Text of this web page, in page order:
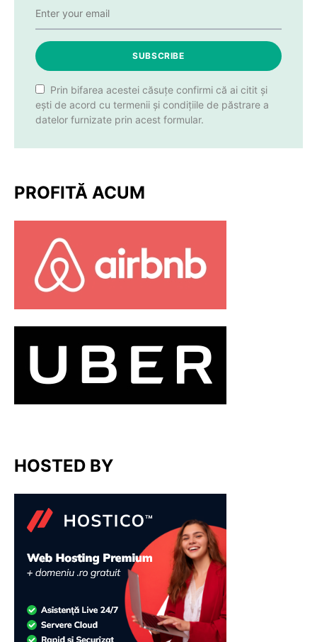
SUBSCRIBE
Prin bifarea acestei căsuțe confirmi că ai citit și
ești de acord cu termenii și condițiile de păstrare a
datelor furnizate prin acest formular.
PROFITĂ ACUM
HOSTED BY